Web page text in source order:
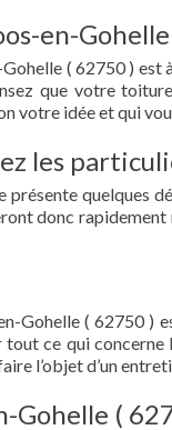
en-
( 62750 )
que votre
votre idée et qui
les
quelques
donc
Gohelle ( 62750 )
tout ce qui
l’objet d’un
Gohelle (